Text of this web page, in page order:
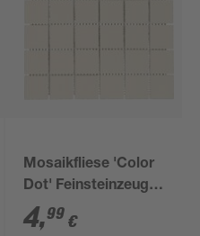
Mosaikfliese 'Color
Dot' Feinsteinzeug
ivory 30 x 30 cm
4,99 €